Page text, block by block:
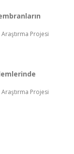
Projesi
Projesi